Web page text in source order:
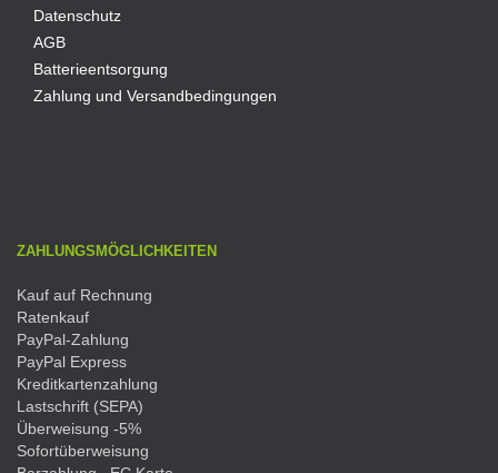
Datenschutz
AGB
Batterieentsorgung
Zahlung und Versandbedingungen
ZAHLUNGSMÖGLICHKEITEN
Kauf auf Rechnung
Ratenkauf
PayPal-Zahlung
PayPal Express
Kreditkartenzahlung
Lastschrift (SEPA)
Überweisung -5%
Sofortüberweisung